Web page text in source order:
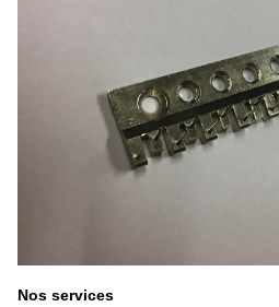
Nos services